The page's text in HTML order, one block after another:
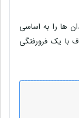
ها را به اساسی
با یک فرورفتگی